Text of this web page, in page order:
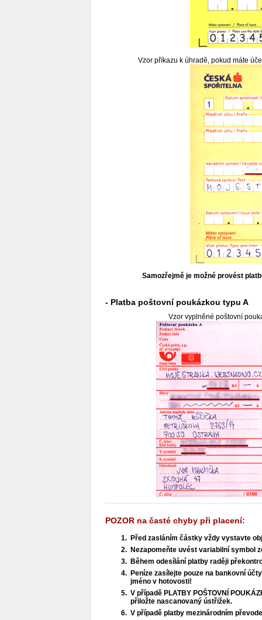
Vzor příkazu k úhradě, pokud máte
Samozřejmě je možné provést
- Platba poštovní poukázkou typu A
Vzor vyplněné poštovní
POZOR na časté chyby při placení:
Před zasláním částky vždy vystavte
Nezapomeňte uvést variabilní symbol
Během odesílání platby raději
Peníze zasílejte pouze na bankovní
jméno v hotovosti!
V případě PLATBY POŠTOVNÍ
přiložte nascanovaný ústřižek.
V případě platby mezinárodním